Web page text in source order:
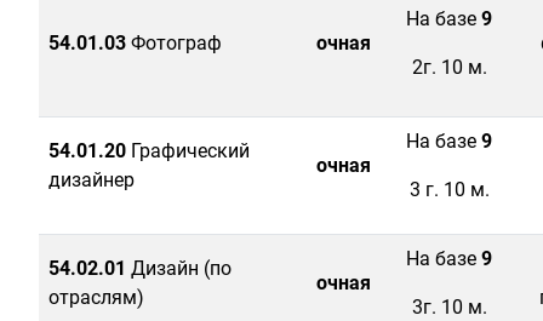
54.01.03 Фотограф очная
На базе 9
2г. 10 м.
54.01.20 Графический
дизайнер
очная
На базе 9
3 г. 10 м.
54.02.01 Дизайн (по
отраслям)
очная
На базе 9
3г. 10 м.